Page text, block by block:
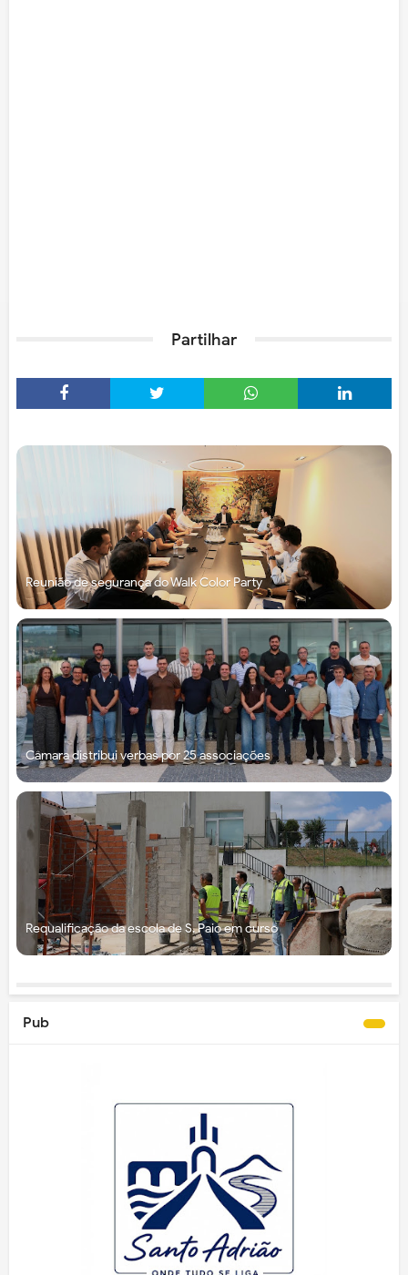
Partilhar
Reunião de segurança do Walk Color Party
Câmara distribui verbas por 25 associações
Requalificação da escola de S. Paio em curso
Pub